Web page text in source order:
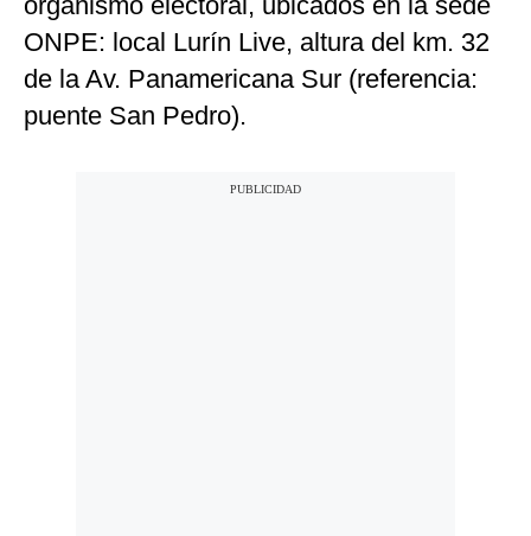
ONPE: local Lurín Live, altura del km. 32
de la Av. Panamericana Sur (referencia:
puente San Pedro).